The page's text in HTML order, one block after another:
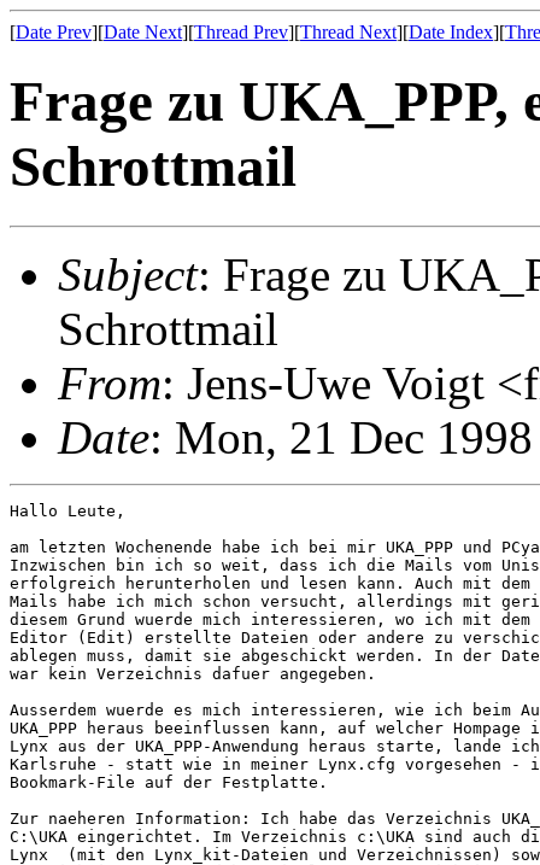
[Date Prev][Date Next][Thread Prev][Thread Next][Date Index][
Frage zu UKA_PPP,
Schrottmail
Subject: Frage zu
Schrottmail
From: Jens-Uwe Voigt
Date: Mon, 21 Dec
Hallo Leute,
am letzten Wochenende habe ich bei mir UKA_PPP und
Inzwischen bin ich so weit, dass ich die Mails vom
erfolgreich herunterholen und lesen kann. Auch mit dem
Mails habe ich mich schon versucht, allerdings mit
diesem Grund wuerde mich interessieren, wo ich mit
Editor (Edit) erstellte Dateien oder andere zu
ablegen muss, damit sie abgeschickt werden. In der
war kein Verzeichnis dafuer angegeben.
Ausserdem wuerde es mich interessieren, wie ich beim
UKA_PPP heraus beeinflussen kann, auf welcher
Lynx aus der UKA_PPP-Anwendung heraus starte, lande
Karlsruhe - statt wie in meiner Lynx.cfg vorgesehen -
Bookmark-File auf der Festplatte.
Zur naeheren Information: Ich habe das Verzeichnis
C:\UKA eingerichtet. Im Verzeichnis c:\UKA sind auch
Lynx  (mit den Lynx_kit-Dateien und Verzeichnissen)